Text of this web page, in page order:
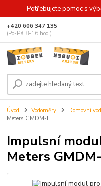
Potřebujete pomoc s
+420 606 347 135
(Po-Pá 8-16 hod.)
Úvod Vodoměry Domovní
Meters GMDM-I
Impulsní
Meters